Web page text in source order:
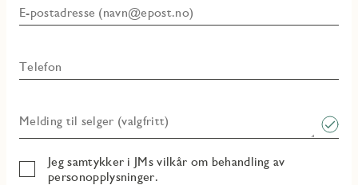
E-postadresse (navn@epost.no)
Telefon
Melding til selger (valgfritt)
Jeg samtykker i JMs vilkår om behandling av
personopplysninger.